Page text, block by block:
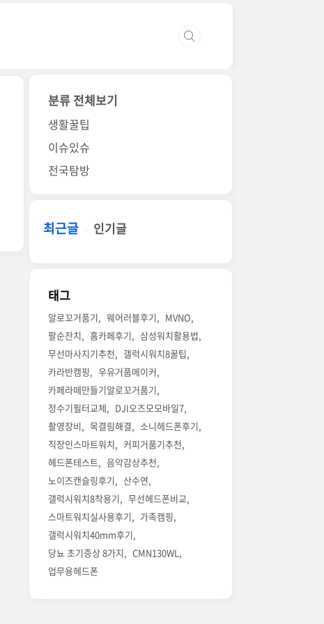
분류 전체보기
생활꿀팁
이슈있슈
전국탐방
최근글 인기글
태그
알로꼬거품기 웨어러블후기
MVNO
팔순잔치
홈카페후기
삼성워치활용법
무선마사지기추천
갤럭시워치8꿀팁
카라반캠핑
우유거품메이커
카페라떼만들기알로꼬거품기
정수기필터교체
DJI오즈모모바일7
촬영장비
목결림해결
소니헤드폰후기
직장인스마트워치
커피거품기추천
헤드폰테스트
음악감상추천
노이즈캔슬링후기
산수연
갤럭시워치8착용기
무선헤드폰비교
스마트워치실사용후기
가족캠핑
갤럭시워치40mm후기
당뇨 초기증상 8가지
CMN130WL
업무용헤드폰